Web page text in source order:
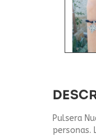
Pulsera
personas.